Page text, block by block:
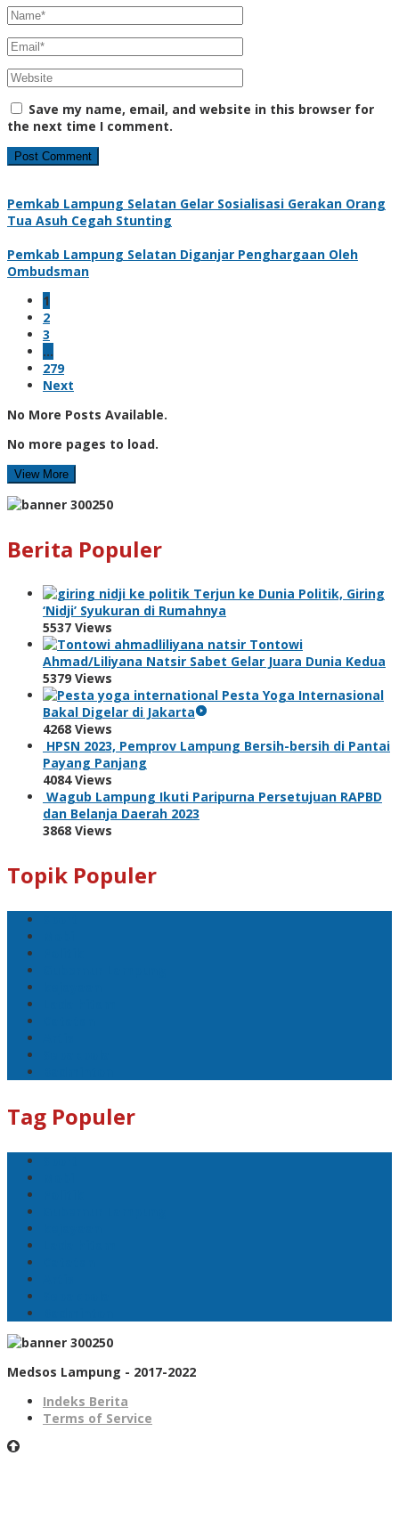
Save my name, email, and website in this browser for
the next time I comment.
Pemkab Lampung Selatan Gelar Sosialisasi Gerakan Orang
Tua Asuh Cegah Stunting
Pemkab Lampung Selatan Diganjar Penghargaan Oleh
Ombudsman
1
2
3
…
279
Next
No More Posts Available.
No more pages to load.
View More
Berita Populer
Terjun ke Dunia Politik, Giring
‘Nidji’ Syukuran di Rumahnya
5537 Views
Tontowi
Ahmad/Liliyana Natsir Sabet Gelar Juara Dunia Kedua
5379 Views
Pesta Yoga Internasional
Bakal Digelar di Jakarta
4268 Views
HPSN 2023, Pemprov Lampung Bersih-bersih di Pantai
Payang Panjang
4084 Views
Wagub Lampung Ikuti Paripurna Persetujuan RAPBD
dan Belanja Daerah 2023
3868 Views
Topik Populer
Tag Populer
Medsos Lampung - 2017-2022
Indeks Berita
Terms of Service